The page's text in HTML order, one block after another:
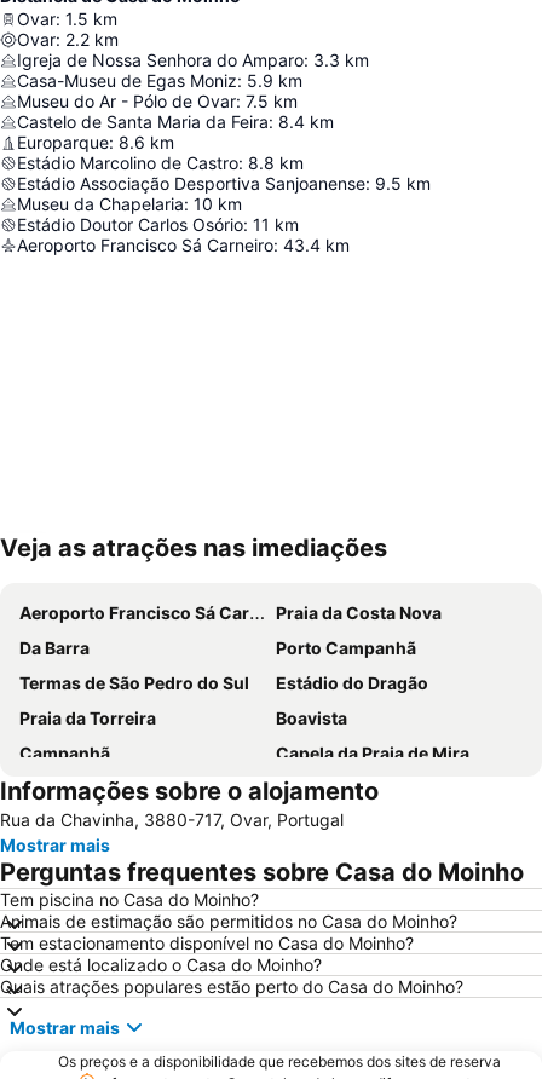
Ovar: 1.5 km
Ovar: 2.2 km
Igreja de Nossa Senhora do Amparo: 3.3 km
Casa-Museu de Egas Moniz: 5.9 km
Museu do Ar - Pólo de Ovar: 7.5 km
Castelo de Santa Maria da Feira: 8.4 km
Europarque: 8.6 km
Estádio Marcolino de Castro: 8.8 km
Estádio Associação Desportiva Sanjoanense: 9.5 km
Museu da Chapelaria: 10 km
Estádio Doutor Carlos Osório: 11 km
Aeroporto Francisco Sá Carneiro: 43.4 km
Ampliar mapa
Veja as atrações nas imediações
Aeroporto Francisco Sá Carneiro
Praia da Costa Nova
Da Barra
Porto Campanhã
Termas de São Pedro do Sul
Estádio do Dragão
Praia da Torreira
Boavista
Campanhã
Capela da Praia de Mira
Ribeira
Leça da Palmeira Beach
Praia da Vagueira
Pavilhão Multiusos Gondomar
Praia do Furadouro
Cais de Gaia
Magikland
Pavilhão Rosa Mota
Lagoa da Pateira de Fermentelos
Norteshopping
Praia do Areão
Rua Santa Catarina
Baixa
Centro Histórico do Porto
Casa da Música
Estação São Bento
Europarque
Informações sobre o alojamento
Rua da Chavinha, 3880-717, Ovar, Portugal
Mostrar mais
Perguntas frequentes sobre Casa do Moinho
Tem piscina no Casa do Moinho?
Animais de estimação são permitidos no Casa do Moinho?
Tem estacionamento disponível no Casa do Moinho?
Onde está localizado o Casa do Moinho?
Quais atrações populares estão perto do Casa do Moinho?
Mostrar mais
Os preços e a disponibilidade que recebemos dos sites de reserva